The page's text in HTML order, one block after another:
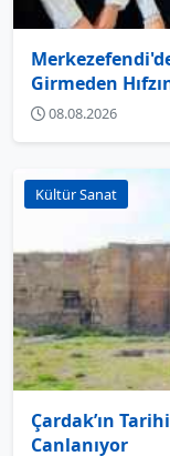
Merkezefendi'de
Girmeden
08.08.2026
Kültür Sanat
Çardak’ın
Canlanıyor